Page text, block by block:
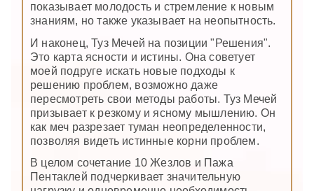
показывает молодость и стремление к новым
знаниям, но также указывает на неопытность.
И наконец, Туз Мечей на позиции "Решения".
Это карта ясности и истины. Она советует
моей подруге искать новые подходы к
решению проблем, возможно даже
пересмотреть свои методы работы. Туз Мечей
призывает к резкому и ясному мышлению. Он
как меч разрезает туман неопределенности,
позволяя видеть истинные корни проблем.
В целом сочетание 10 Жезлов и Пажа
Пентаклей подчеркивает значительную